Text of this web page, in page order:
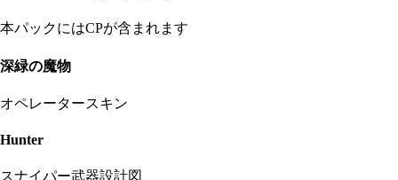
本パックにはCPが含まれます
深緑の魔物
オペレータースキン
Hunter
スナイパー武器設計図